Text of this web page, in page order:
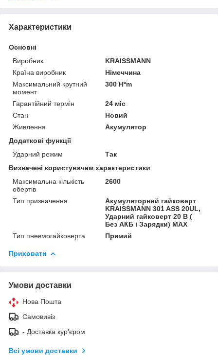
Характеристики
Основні
Виробник
KRAISSMANN
Країна виробник
Німеччина
Максимальний крутний
момент
300 H*m
Гарантійний термін
24 міс
Стан
Новий
Живлення
Акумулятор
Додаткові функції
Ударний режим
Так
Визначені користувачем характеристики
Максимальна кількість
обертів
2600
Тип призначення
Акумуляторний гайковерт
KRAISSMANN 301 ASS 20UL,
Ударний гайковерт 20 В (
Без АКБ і Зарядки) MAX
Тип пневмогайковерта
Прямий
Приховати
Умови доставки
Нова Пошта
Самовивіз
- Доставка кур'єром
Всі умови доставки